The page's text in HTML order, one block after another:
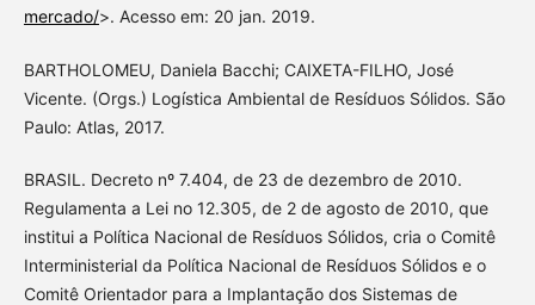
mercado/>. Acesso em: 20 jan. 2019.
BARTHOLOMEU, Daniela Bacchi; CAIXETA-FILHO, José
Vicente. (Orgs.) Logística Ambiental de Resíduos Sólidos. São
Paulo: Atlas, 2017.
BRASIL. Decreto nº 7.404, de 23 de dezembro de 2010.
Regulamenta a Lei no 12.305, de 2 de agosto de 2010, que
institui a Política Nacional de Resíduos Sólidos, cria o Comitê
Interministerial da Política Nacional de Resíduos Sólidos e o
Comitê Orientador para a Implantação dos Sistemas de